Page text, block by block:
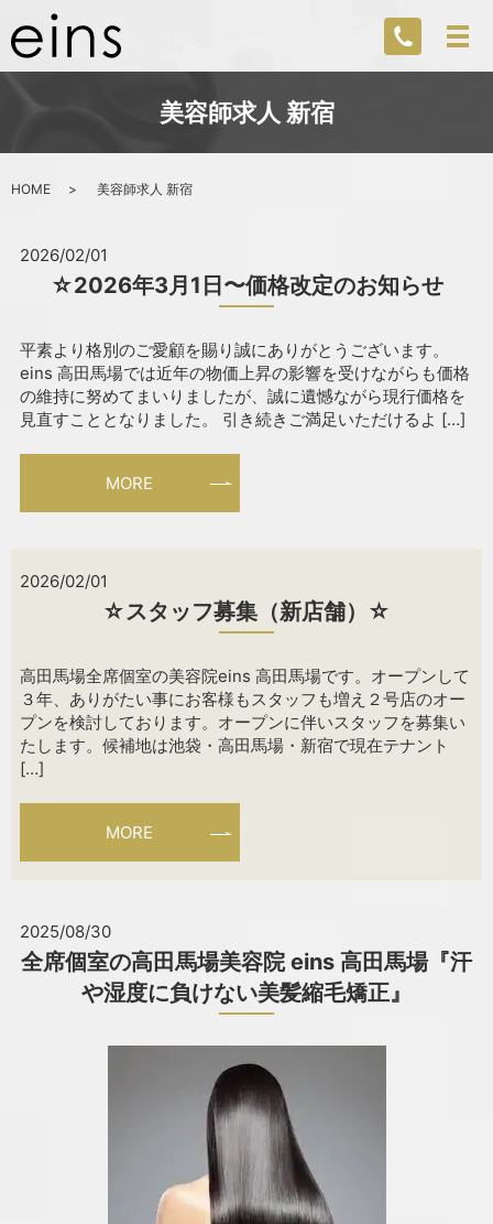
美容師求人 新宿
HOME 美容師求人 新宿
2026/02/01
☆2026年3月1日〜価格改定のお知らせ
平素より格別のご愛顧を賜り誠にありがとうございます。
eins 高田馬場では近年の物価上昇の影響を受けながらも価格
の維持に努めてまいりましたが、誠に遺憾ながら現行価格を
見直すこととなりました。 引き続きご満足いただけるよ […]
MORE
2026/02/01
☆スタッフ募集（新店舗）☆
高田馬場全席個室の美容院eins 高田馬場です。オープンして
３年、ありがたい事にお客様もスタッフも増え２号店のオー
プンを検討しております。オープンに伴いスタッフを募集い
たします。候補地は池袋・高田馬場・新宿で現在テナント
[…]
MORE
2025/08/30
全席個室の高田馬場美容院 eins 高田馬場『汗
や湿度に負けない美髪縮毛矯正』